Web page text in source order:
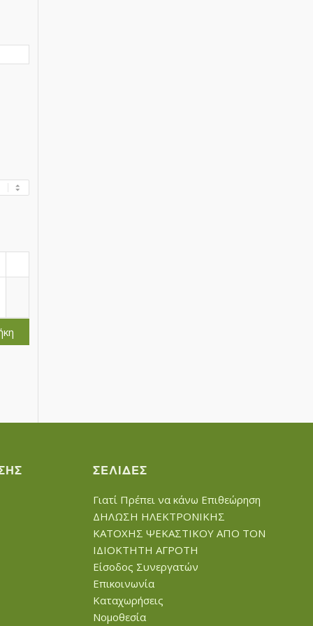
ΣΕΛΊΔΕΣ
Γιατί Πρέπει να κάνω Επιθεώρηση
ΔΗΛΩΣΗ ΗΛΕΚΤΡΟΝΙΚΗΣ
ΚΑΤΟΧΗΣ ΨΕΚΑΣΤΙΚΟΥ ΑΠΟ ΤΟΝ
ΙΔΙΟΚΤΗΤΗ ΑΓΡΟΤΗ
Είσοδος Συνεργατών
Επικοινωνία
Καταχωρήσεις
Νομοθεσία